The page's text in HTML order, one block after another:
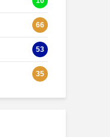
66
53
35